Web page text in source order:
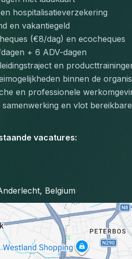
hospitalisatieverzekering
en vakantiegeld
(€8/dag) en ecocheques
+ 6 ADV-dagen
en
binnen de
en professionele
samenwerking en vlot
vacatures:
Belgium